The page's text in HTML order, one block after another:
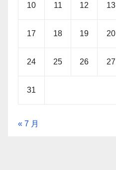
10 11 12 13
17 18 19 20
24 25 26 27
31
« 7 月